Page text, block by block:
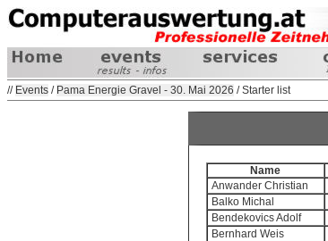
// Events / Pama Energie Gravel - 30. Mai 2026 / Starter list
Name
Anwander Christian
Balko Michal
Bendekovics Adolf
Bernhard Weis